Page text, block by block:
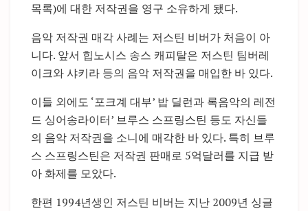
목록)에 대한 저작권을 영구 소유하게 됐다.
음악 저작권 매각 사례는 저스틴 비버가 처음이 아
니다. 앞서 힙노시스 송스 캐피탈은 저스틴 팀버레
이크와 샤키라 등의 음악 저작권을 매입한 바 있다.
이들 외에도 ‘포크계 대부’ 밥 딜런과 록음악의 레전
드 싱어송라이터’ 브루스 스프링스틴 등도 자신들
의 음악 저작권을 소니에 매각한 바 있다. 특히 브루
스 스프링스틴은 저작권 판매로 5억달러를 지급 받
아 화제를 모았다.
한편 1994년생인 저스틴 비버는 지난 2009년 싱글